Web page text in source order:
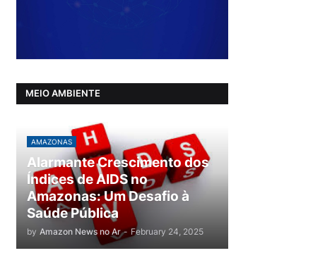
MEIO AMBIENTE
AMAZONAS
Alarmante Crescimento dos
Índices de AIDS no
Amazonas: Um Desafio à
Saúde Pública
by Amazon News no Ar - February 24, 2025